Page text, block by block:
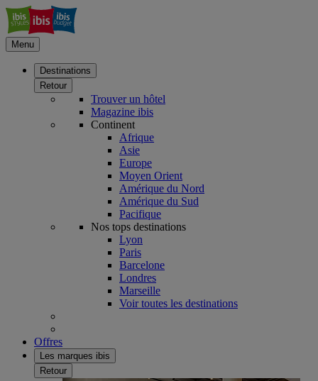
Menu
Destinations
Retour
Trouver un hôtel
Magazine ibis
Continent
Afrique
Asie
Europe
Moyen Orient
Amérique du Nord
Amérique du Sud
Pacifique
Nos tops destinations
Lyon
Paris
Barcelone
Londres
Marseille
Voir toutes les destinations
Offres
Les marques ibis
Retour